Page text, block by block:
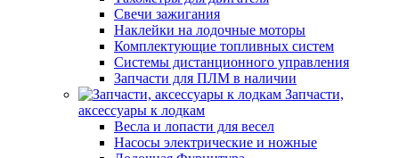
Свечи зажигания
Наклейки на лодочные моторы
Комплектующие топливных систем
Системы дистанционного управления
Запчасти для ПЛМ в наличии
Запчасти,
аксессуары к лодкам
Весла и лопасти для весел
Насосы электрические и ножные